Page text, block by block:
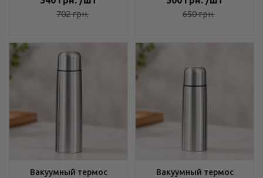
702грн. 650грн.
Вакуумный термос
Вакуумный термос